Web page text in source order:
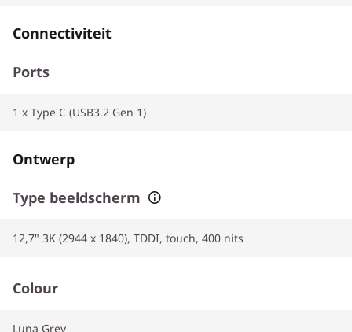
Connectiviteit
Ports
1 x Type C (USB3.2 Gen 1)
Ontwerp
Type beeldscherm
12,7" 3K (2944 x 1840), TDDI, touch, 400 nits
Colour
Luna Grey